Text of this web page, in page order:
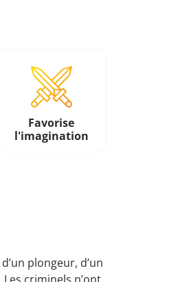
Favorise
l'imagination
plongeur, d’un